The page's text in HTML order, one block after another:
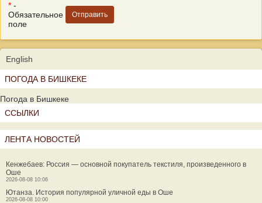
* -
Обязательное
поле
English
ПОГОДА В БИШКЕКЕ
Погода в Бишкеке
ССЫЛКИ
ЛЕНТА НОВОСТЕЙ
Кенжебаев: Россия — основной покупатель текстиля, произведенного в
Оше
2026-08-08 10:06
Ютанза. История популярной уличной еды в Оше
2026-08-08 10:00